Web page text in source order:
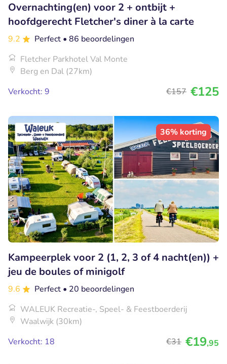
Overnachting(en) voor 2 + ontbijt +
hoofdgerecht Fletcher's diner à la carte
9.2 Perfect • 86 beoordelingen
Fletcher Parkhotel Val Monte
Berg en Dal (27km)
Verkocht: 9
€157 €125
36% korting
Kampeerplek voor 2 (1, 2, 3 of 4 nacht(en)) +
jeu de boules of minigolf
9.6 Perfect • 20 beoordelingen
WALEUK Recreatie-, Speel- & Feestboerderij
Waalwijk (30km)
Verkocht: 18
€31 €19,95